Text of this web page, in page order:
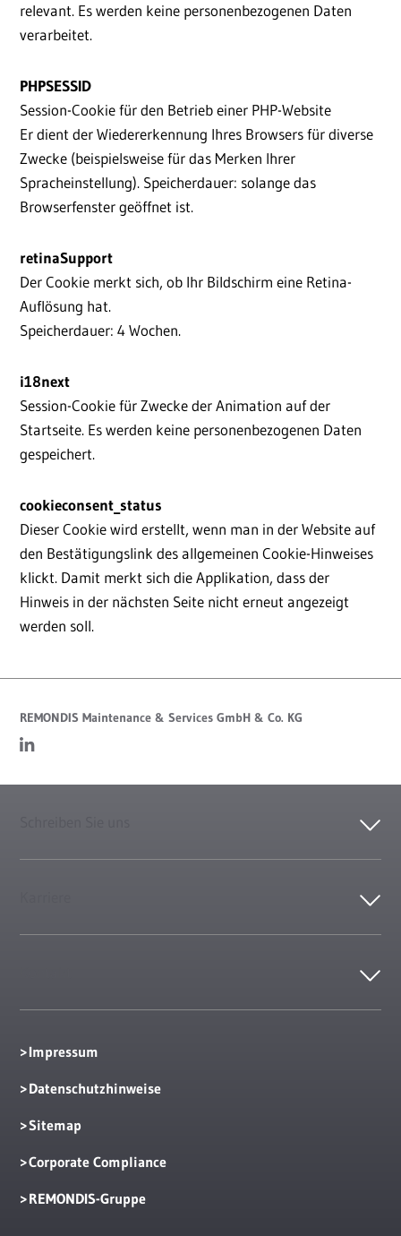
relevant. Es werden keine personenbezogenen Daten
verarbeitet.
PHPSESSID
Session-Cookie für den Betrieb einer PHP-Website
Er dient der Wiedererkennung Ihres Browsers für diverse
Zwecke (beispielsweise für das Merken Ihrer
Spracheinstellung). Speicherdauer: solange das
Browserfenster geöffnet ist.
retinaSupport
Der Cookie merkt sich, ob Ihr Bildschirm eine Retina-
Auflösung hat.
Speicherdauer: 4 Wochen.
i18next
Session-Cookie für Zwecke der Animation auf der
Startseite. Es werden keine personenbezogenen Daten
gespeichert.
cookieconsent_status
Dieser Cookie wird erstellt, wenn man in der Website auf
den Bestätigungslink des allgemeinen Cookie-Hinweises
klickt. Damit merkt sich die Applikation, dass der
Hinweis in der nächsten Seite nicht erneut angezeigt
werden soll.
REMONDIS Maintenance & Services GmbH & Co. KG
Impressum
Datenschutzhinweise
Sitemap
Corporate Compliance
REMONDIS-Gruppe